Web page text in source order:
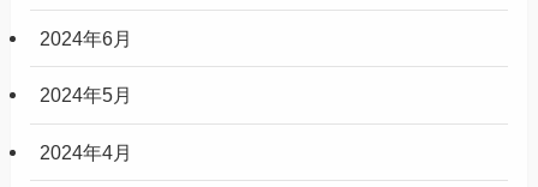
2024年6月
2024年5月
2024年4月